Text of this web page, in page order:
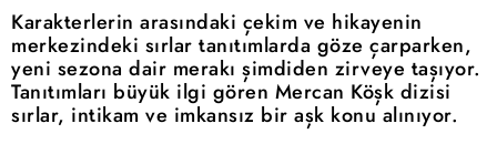
Karakterlerin arasındaki çekim ve hikayenin
merkezindeki sırlar tanıtımlarda göze çarparken,
yeni sezona dair merakı şimdiden zirveye taşıyor.
Tanıtımları büyük ilgi gören Mercan Köşk dizisi
sırlar, intikam ve imkansız bir aşk konu alınıyor.